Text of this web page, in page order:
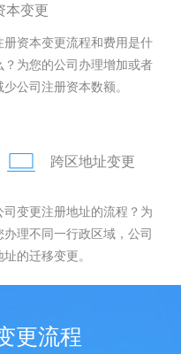
本变更
册资本变更流程和费用是什
？为您的公司办理增加或者
少公司注册资本数额。
跨区地址变更
司变更注册地址的流程？为
办理不同一行政区域，公司
址的迁移变更。
更流程